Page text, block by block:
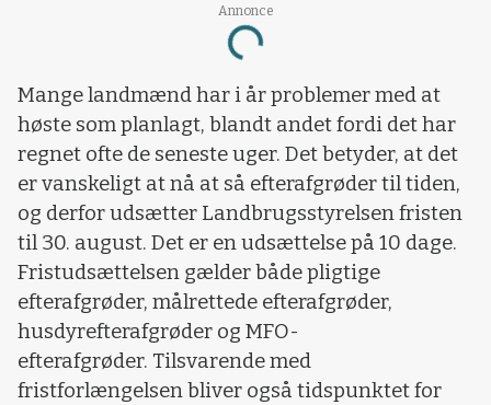
Annonce
Loading...
Mange landmænd har i år problemer med at
høste som planlagt, blandt andet fordi det har
regnet ofte de seneste uger. Det betyder, at det
er vanskeligt at nå at så efterafgrøder til tiden,
og derfor udsætter Landbrugsstyrelsen fristen
til 30. august. Det er en udsættelse på 10 dage.
Fristudsættelsen gælder både pligtige
efterafgrøder, målrettede efterafgrøder,
husdyrefterafgrøder og MFO-
efterafgrøder. Tilsvarende med
fristforlængelsen bliver også tidspunktet for